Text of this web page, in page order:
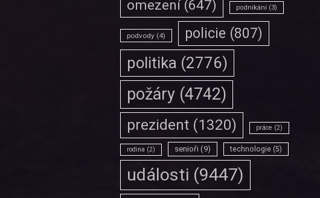
omezení (647) podnikání (3)
podvody (4) policie (807)
politika (2776)
požáry (4742)
prezident (1320) práce (2)
rodina (2) senioři (9) technologie (5)
události (9447)